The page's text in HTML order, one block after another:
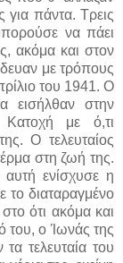
για πάντα. Τρεις
να πάει
ακόμα και στον
με τρόπους
του 1941. Ο
εισήλθαν στην
με ό,τι
Ο τελευταίος
στη ζωή της.
ενίσχυσε η
το διαταραγμένο
ότι ακόμα και
του, ο Ίωνάς της
τελευταία του